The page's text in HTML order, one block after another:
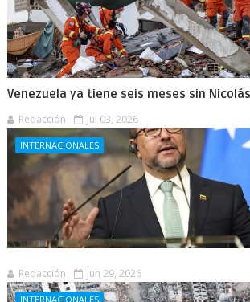
Venezuela ya tiene seis meses sin
Redacción Jul 03, 2026
INTERNACIONALES
Redacción Jun 29, 2026
INTERNACIONALES